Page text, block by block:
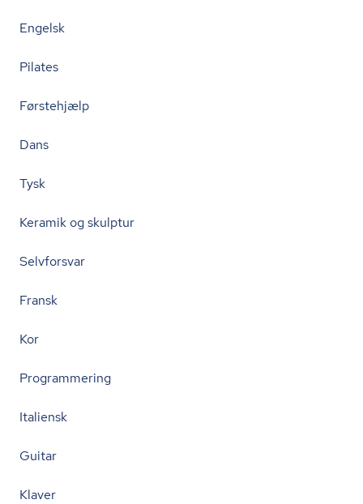
Engelsk
Pilates
Førstehjælp
Dans
Tysk
Keramik og skulptur
Selvforsvar
Fransk
Kor
Programmering
Italiensk
Guitar
Klaver